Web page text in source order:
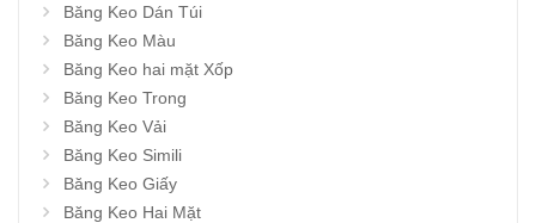
Băng Keo Dán Túi
Băng Keo Màu
Băng Keo hai mặt Xốp
Băng Keo Trong
Băng Keo Vải
Băng Keo Simili
Băng Keo Giấy
Băng Keo Hai Mặt